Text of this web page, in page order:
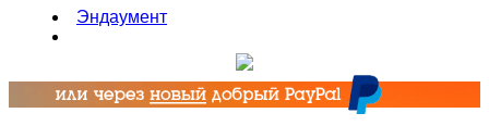
Эндаумент